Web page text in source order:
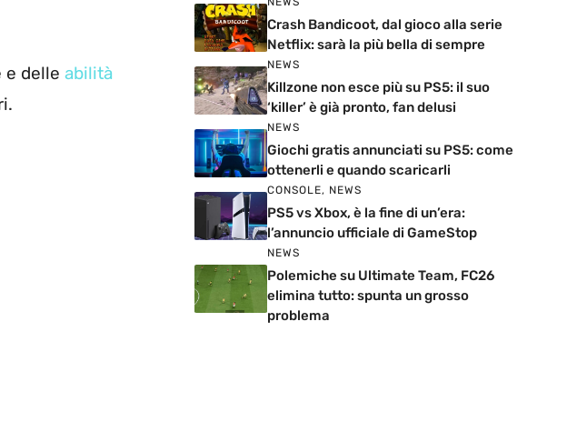
e delle abilità
Crash Bandicoot, dal gioco alla serie
Netflix: sarà la più bella di sempre
NEWS
Killzone non esce più su PS5: il suo
‘killer’ è già pronto, fan delusi
NEWS
Giochi gratis annunciati su PS5: come
ottenerli e quando scaricarli
CONSOLE, NEWS
PS5 vs Xbox, è la fine di un’era:
l’annuncio ufficiale di GameStop
NEWS
Polemiche su Ultimate Team, FC26
elimina tutto: spunta un grosso
problema